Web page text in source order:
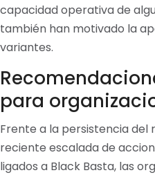
capacidad operativa de
también han motivado la
variantes.
para
Frente a la persistencia del
reciente escalada de
ligados a Black Basta, las